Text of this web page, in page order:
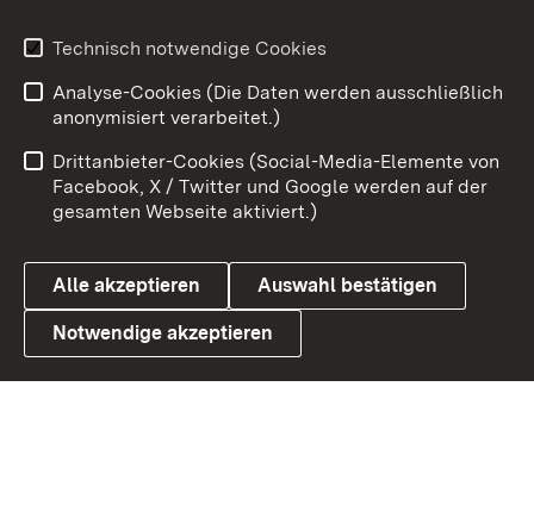
Youtube
Link zum Landesportal
Benutzungshinweise
Barrierefreiheit
Datenschutz
Cookies
Technisch notwendige Cookies
Analyse-Cookies (Die Daten werden ausschließlich
anonymisiert verarbeitet.)
Drittanbieter-Cookies (Social-Media-Elemente von
Facebook, X / Twitter und Google werden auf der
gesamten Webseite aktiviert.)
Alle akzeptieren Auswahl bestätigen
Notwendige akzeptieren